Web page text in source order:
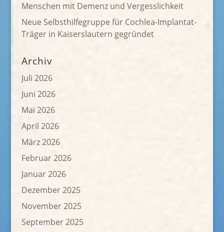
Menschen mit Demenz und Vergesslichkeit
Neue Selbsthilfegruppe für Cochlea-Implantat-
Träger in Kaiserslautern gegründet
Archiv
Juli 2026
Juni 2026
Mai 2026
April 2026
März 2026
Februar 2026
Januar 2026
Dezember 2025
November 2025
September 2025